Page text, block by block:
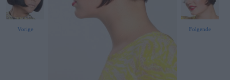
Vorige Folgende